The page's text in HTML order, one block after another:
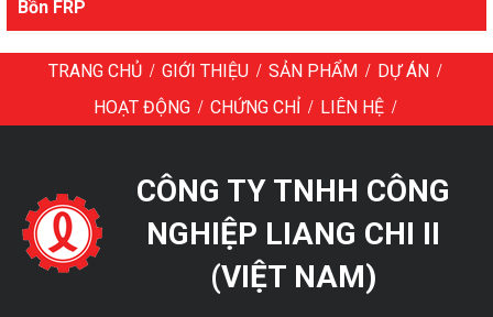
Bồn FRP
TRANG CHỦ / GIỚI THIỆU / SẢN PHẨM / DỰ ÁN /
HOẠT ĐỘNG / CHỨNG CHỈ / LIÊN HỆ /
CÔNG TY TNHH CÔNG
NGHIỆP LIANG CHI II
(VIỆT NAM)